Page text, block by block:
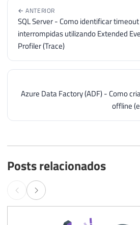
← ANTERIOR
SQL Server - Como identificar
interrompidas utilizando Extended
Profiler (Trace)
Azure Data Factory (ADF) - Como
offline
Posts relacionados